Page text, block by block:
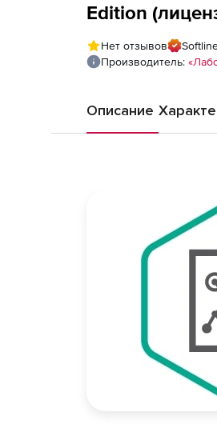
Edition
Нет отзывов
Производитель:
Описание